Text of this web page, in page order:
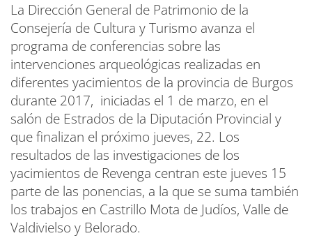
La Dirección General de Patrimonio de la
Consejería de Cultura y Turismo avanza el
programa de conferencias sobre las
intervenciones arqueológicas realizadas en
diferentes yacimientos de la provincia de Burgos
durante 2017, iniciadas el 1 de marzo, en el
salón de Estrados de la Diputación Provincial y
que finalizan el próximo jueves, 22. Los
resultados de las investigaciones de los
yacimientos de Revenga centran este jueves 15
parte de las ponencias, a la que se suma también
los trabajos en Castrillo Mota de Judíos, Valle de
Valdivielso y Belorado.